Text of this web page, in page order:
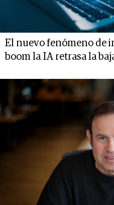
El nuevo fenómeno de
boom la IA retrasa la